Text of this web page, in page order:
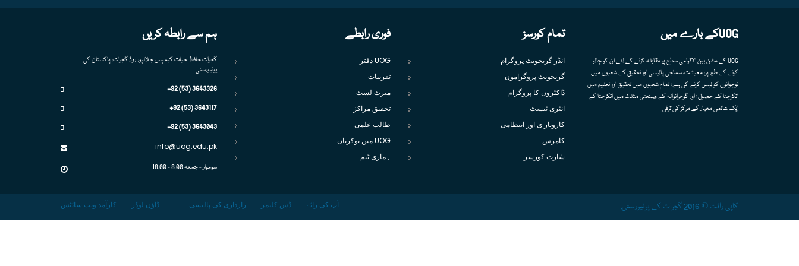
UOGکے بارے میں
UOG کے مشن بین الاقوامی سطح پر مقابلہ کرنے کے لئے ان کو چالو
کرنے کے طور پر، معیشت، سماجی پالیسی اور تحقیق کے شعبوں میں
نوجوانوں کو لیس کرنے کی ہے؛ تمام شعبوں میں تحقیق اور تعلیم میں
اتکرجتا کے حصول؛ اور گوجرانوالہ کے صنعتی مثلث میں اتکرجتا کے
ایک عالمی معیار کے مرکز کی ترقی
تمام کورسز
انڈر گریجویٹ پروگرام
گریجویٹ پروگراموں
ڈاکٹروں کا پروگرام
انٹری ٹیسٹ
کاروبار ی اور انتظامی
کامرس
شارٹ کورسز
فوری رابطے
UOG دفتر
تقریبات
میرٹ لسٹ
تحقیق مراکز
طالب علمی
UOG میں نوکریاں
ہماری ٹیم
ہم سے رابطہ کریں
گجرات حافظ حیات کیمپس جلالپور روڈ گجرات، پاکستان کی
یونیورسٹی
+92 (53) 3643326
+92 (53) 3643117
+92 (53) 3643043
info@uog.edu.pk
سوموار - جمعہ 8.00 - 18.00
کاپی رائٹ © 2016 گجرات کے یونیورسٹی. کارآمد ویب سائٹس ڈاؤن لوڈز رازداری کی پالیسی ڈس کلیمر آپ کی رائے